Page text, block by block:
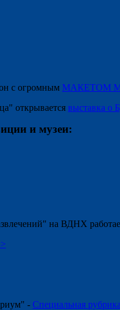
с огромным МАКЕТОМ
открывается выставка о
и музеи:
на ВДНХ
- Специальная